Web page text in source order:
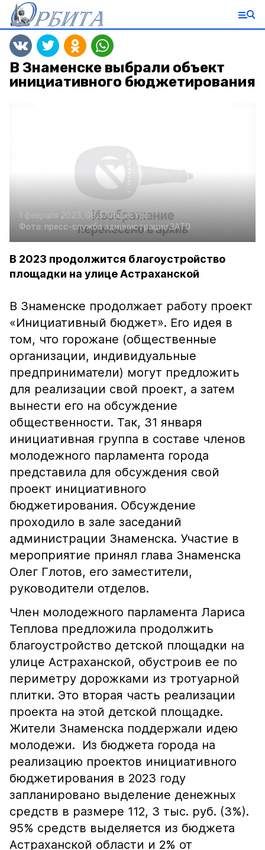
В Знаменске выбрали объект
инициативного бюджетирования
1 февраля 2023, 08:37Общество
Фото: пресс-служба администрации ЗАТО
В 2023 продолжится благоустройство
площадки на улице Астраханской
В Знаменске продолжает работу проект
«Инициативный бюджет». Его идея в
том, что горожане (общественные
организации, индивидуальные
предприниматели) могут предложить
для реализации свой проект, а затем
вынести его на обсуждение
общественности. Так, 31 января
инициативная группа в составе членов
молодежного парламента города
представила для обсуждения свой
проект инициативного
бюджетирования. Обсуждение
проходило в зале заседаний
администрации Знаменска. Участие в
мероприятие принял глава Знаменска
Олег Глотов, его заместители,
руководители отделов.
Член молодежного парламента Лариса
Теплова предложила продолжить
благоустройство детской площадки на
улице Астраханской, обустроив ее по
периметру дорожками из тротуарной
плитки. Это вторая часть реализации
проекта на этой детской площадке.
Жители Знаменска поддержали идею
молодежи. Из бюджета города на
реализацию проектов инициативного
бюджетирования в 2023 году
запланировано выделение денежных
средств в размере 112, 3 тыс. руб. (3%).
95% средств выделяется из бюджета
Астраханской области и 2% от